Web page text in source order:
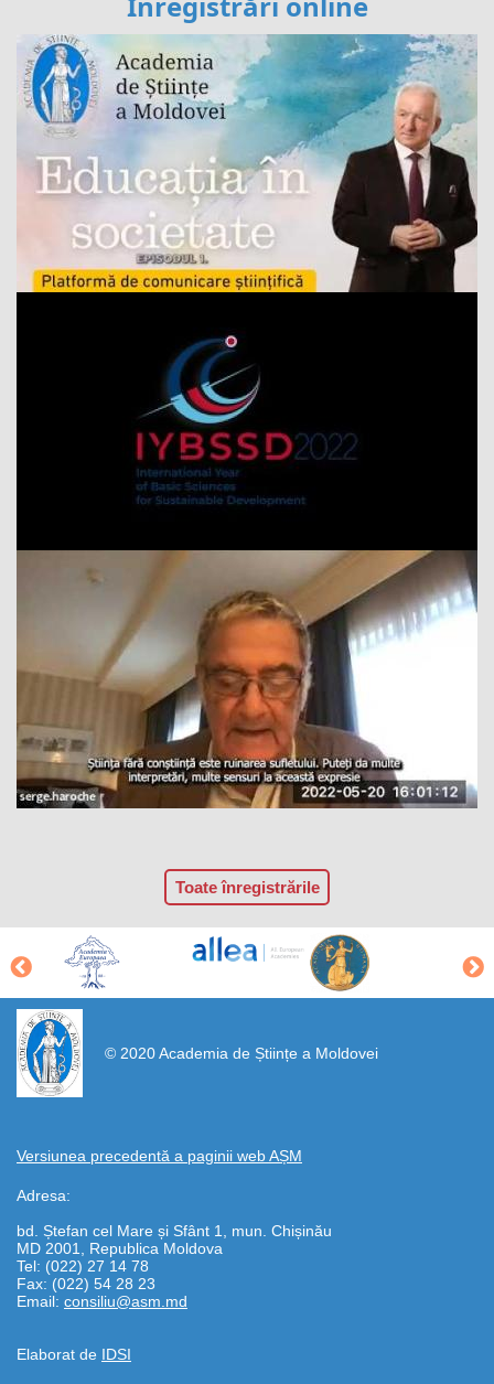
Toate înregistrările
© 2020 Academia de Științe a Moldovei
Versiunea precedentă a paginii web AȘM
Adresa:
bd. Ștefan cel Mare și Sfânt 1, mun. Chișinău
MD 2001, Republica Moldova
Tel: (022) 27 14 78
Fax: (022) 54 28 23
Email: consiliu@asm.md
Elaborat de IDSI
https://propletenie.ru/